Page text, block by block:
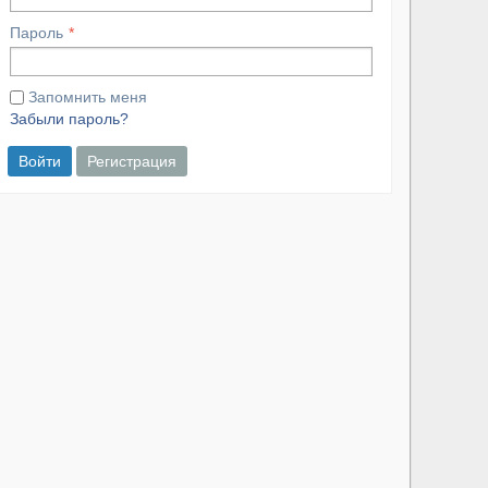
Пароль
Запомнить меня
Забыли пароль?
Войти Регистрация